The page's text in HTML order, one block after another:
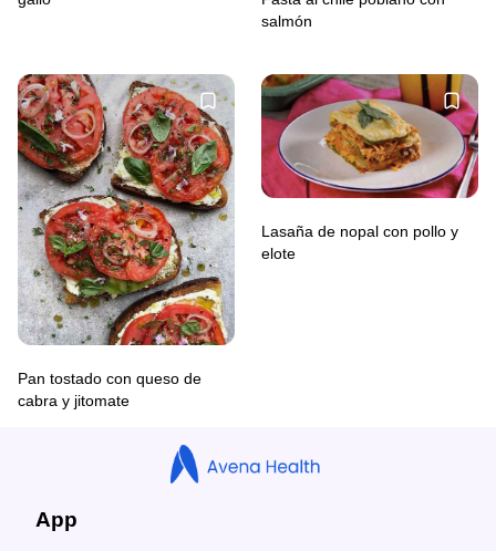
salmón
Pan tostado con queso de
cabra y jitomate
Lasaña de nopal con pollo y
elote
App